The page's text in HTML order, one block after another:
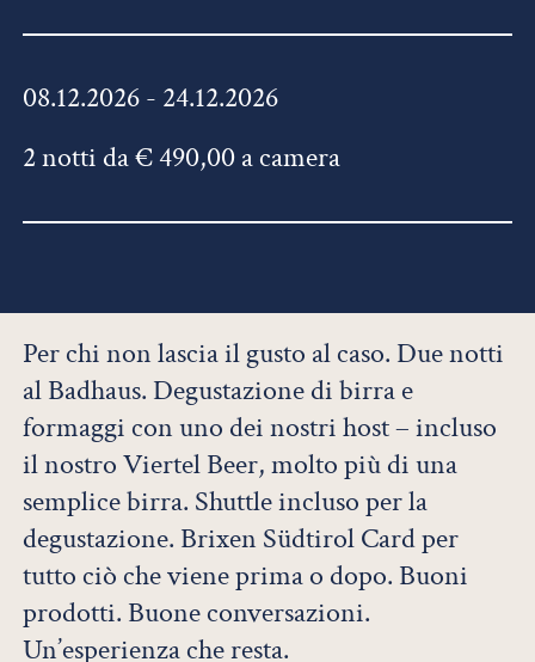
08.12.2026 - 24.12.2026
2 notti da € 490,00 a camera
Per chi non lascia il gusto al caso. Due notti
al Badhaus. Degustazione di birra e
formaggi con uno dei nostri host – incluso
il nostro Viertel Beer, molto più di una
semplice birra. Shuttle incluso per la
degustazione. Brixen Südtirol Card per
tutto ciò che viene prima o dopo. Buoni
prodotti. Buone conversazioni.
Un’esperienza che resta.